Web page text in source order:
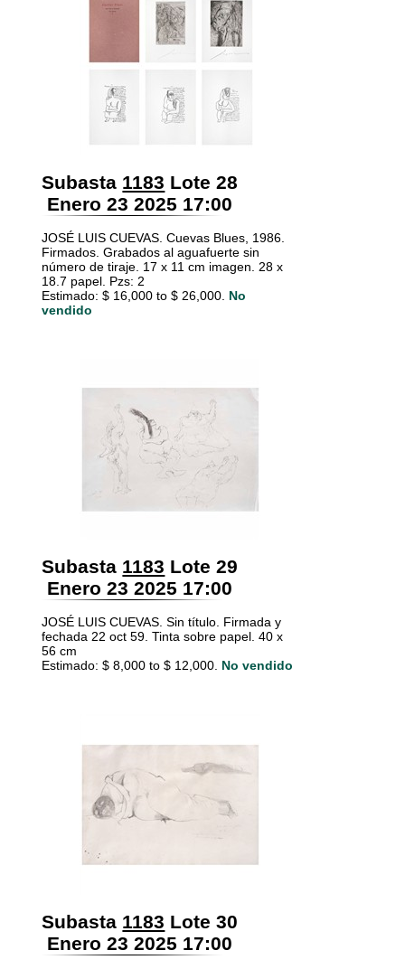
Subasta 1183 Lote 28
Enero 23 2025 17:00
JOSÉ LUIS CUEVAS. Cuevas Blues, 1986.
Firmados. Grabados al aguafuerte sin
número de tiraje. 17 x 11 cm imagen. 28 x
18.7 papel. Pzs: 2
Estimado: $ 16,000 to $ 26,000. No
vendido
Subasta 1183 Lote 29
Enero 23 2025 17:00
JOSÉ LUIS CUEVAS. Sin título. Firmada y
fechada 22 oct 59. Tinta sobre papel. 40 x
56 cm
Estimado: $ 8,000 to $ 12,000. No vendido
Subasta 1183 Lote 30
Enero 23 2025 17:00